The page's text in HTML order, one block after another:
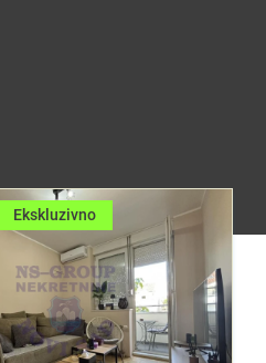
Ekskluzivno